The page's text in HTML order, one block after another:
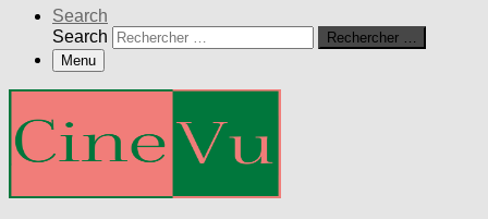
Search
Search
Rechercher …
Menu